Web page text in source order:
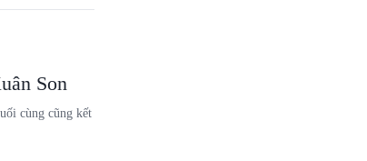
Son
cùng cũng kết